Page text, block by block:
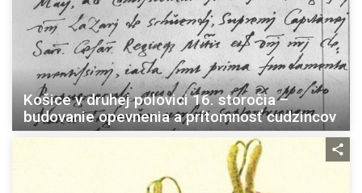
Košice v druhej polovici 16. storočia –
budovanie opevnenia a prítomnosť cudzincov